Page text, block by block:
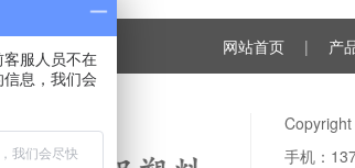
网站首页 | 产
手机：
服人员不在
息，我们会